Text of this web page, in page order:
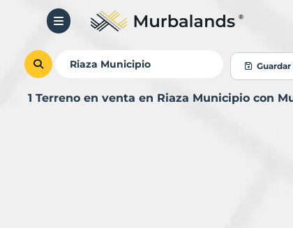
1 Terreno en venta en Riaza Municipio con